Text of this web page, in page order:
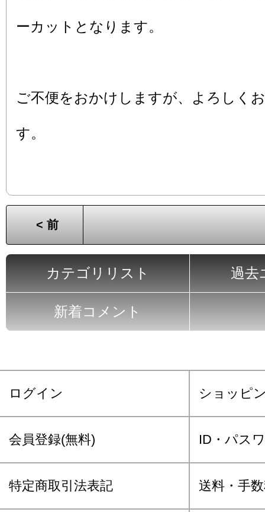
ーカットとなります。
ご不便をおかけしますが、よろしく
す。
< 前
カテゴリリスト 過去
新着コメント
ログイン ショッピ
会員登録(無料) ID・パス
特定商取引法表記 送料・手